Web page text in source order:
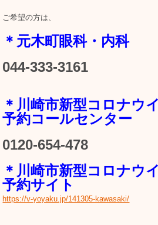
ご希望の方は、
＊元木町眼科・内科
044-333-3161
＊川崎市新型コロナウ
予約コールセンター
0120-654-478
＊川崎市新型コロナウ
予約サイト
https://v-yoyaku.jp/141305-kawasaki/